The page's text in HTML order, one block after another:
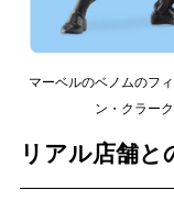
マーベルのベノムのフ
ン・クラー
リアル店舗と